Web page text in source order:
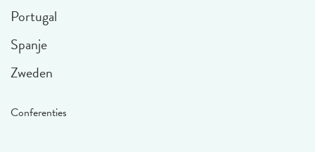
Portugal
Spanje
Zweden
Conferenties